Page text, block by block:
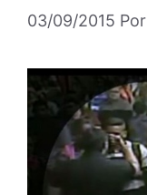
03/09/2015 Por